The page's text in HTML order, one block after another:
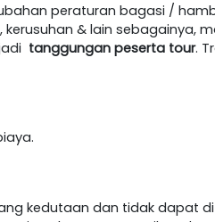
peraturan bagasi /
& lain sebagainya,
tanggungan peserta tour.
kedutaan dan tidak dapat